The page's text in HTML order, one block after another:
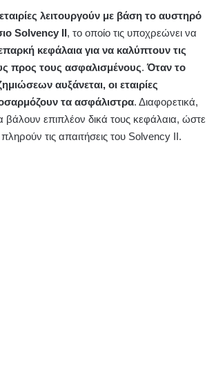
λειτουργούν με βάση το αυστηρό
Solvency II, το οποίο τις υποχρεώνει να
κεφάλαια για να καλύπτουν τις
προς τους ασφαλισμένους.Όταν το
αυξάνεται, οι εταιρίες
τα ασφάλιστρα. Διαφορετικά,
βάλουν επιπλέον δικά τους κεφάλαια, ώστε
τις απαιτήσεις του Solvency II.